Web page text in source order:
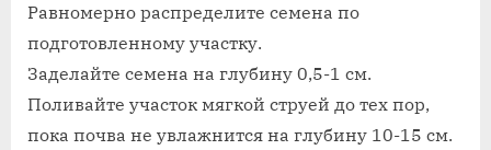
Равномерно распределите семена по
подготовленному участку.
Заделайте семена на глубину 0,5-1 см.
Поливайте участок мягкой струей до тех пор,
пока почва не увлажнится на глубину 10-15 см.